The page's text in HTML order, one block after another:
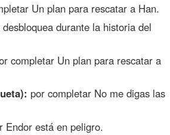
Un plan para rescatar a Han.
desbloquea durante la historia del
completar Un plan para rescatar a
por completar No me digas las
Endor está en peligro.